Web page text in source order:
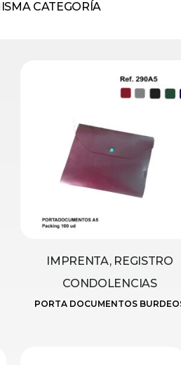
CATEGORÍA
IMPRENTA, REGISTRO
CONDOLENCIAS
PORTA DOCUMENTOS